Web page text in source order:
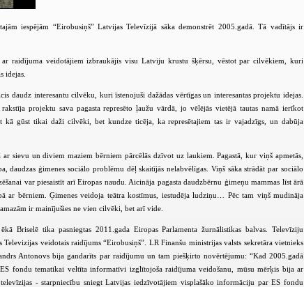
iespējām “Eirobusiņš” Latvijas Televīzijā sāka demonstrēt 2005.gadā. Tā vadītājs ir
raidījuma veidotājiem izbraukājis visu Latviju krustu šķērsu, vēstot par cilvēkiem, kuri
idejas.
daudz interesantu cilvēku, kuri īstenojuši dažādas vērtīgas un interesantas projektu idejas.
projektu sava pagasta represēto ļaužu vārdā, jo vēlējās vietējā tautas namā ierīkot
kā gūst tikai daži cilvēki, bet kundze ticēja, ka represētajiem tas ir vajadzīgs, un dabūja
sievu un diviem maziem bērniem pārcēlās dzīvot uz laukiem. Pagastā, kur viņš apmetās,
daudzas ģimenes sociālo problēmu dēļ skaitījās nelabvēlīgas. Viņš sāka strādāt par sociālo
var piesaistīt arī Eiropas naudu. Aicināja pagasta daudzbērnu ģimeņu mammas līst ārā
ar bērniem. Ģimenes veidoja teātra kostīmus, iestudēja ludziņu… Pēc tam viņš mudināja
ir mainījušies ne vien cilvēki, bet arī vide.
Briselē tika pasniegtas 2011.gada Eiropas Parlamenta žurnālistikas balvas. Televīziju
veidotais raidījums “Eirobusiņš”. LR Finanšu ministrijas valsts sekretāra vietnieks
Antonovs bija gandarīts par raidījumu un tam piešķirto novērtējumu: “Kad 2005.gadā
fondu tematikai veltīta informatīvi izglītojoša raidījuma veidošanu, mūsu mērķis bija ar
- starpniecību sniegt Latvijas iedzīvotājiem visplašāko informāciju par ES fondu